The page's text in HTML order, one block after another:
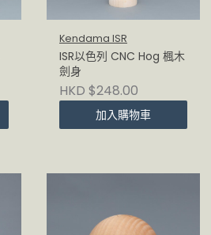
Kendama ISR
ISR以色列 CNC Hog 楓木
劍身
HKD $248.00
加入購物車